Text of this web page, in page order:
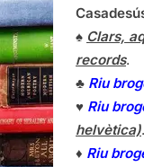
♠ Clars,
records.
♣ Riu
♥ Riu
helvètica).
♦ Riu